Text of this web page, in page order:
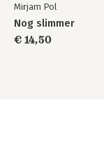
Mirjam Pol
Nog slimmer
€ 14,50